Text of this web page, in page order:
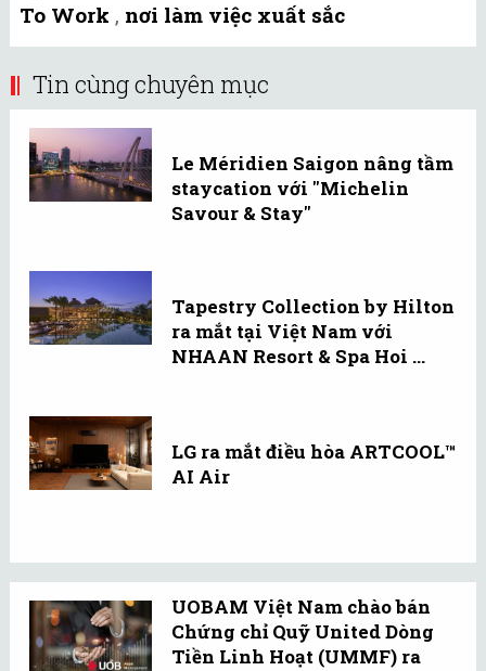
To Work , nơi làm việc xuất sắc
Tin cùng chuyên mục
Le Méridien Saigon nâng tầm
staycation với "Michelin
Savour & Stay"
Tapestry Collection by Hilton
ra mắt tại Việt Nam với
NHAAN Resort & Spa Hoi ...
LG ra mắt điều hòa ARTCOOL™
AI Air
UOBAM Việt Nam chào bán
Chứng chỉ Quỹ United Dòng
Tiền Linh Hoạt (UMMF) ra